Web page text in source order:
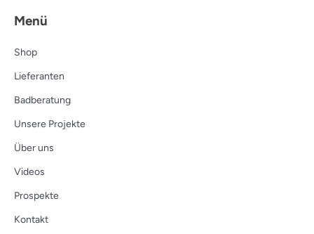
Menü
Shop
Lieferanten
Badberatung
Unsere Projekte
Über uns
Videos
Prospekte
Kontakt